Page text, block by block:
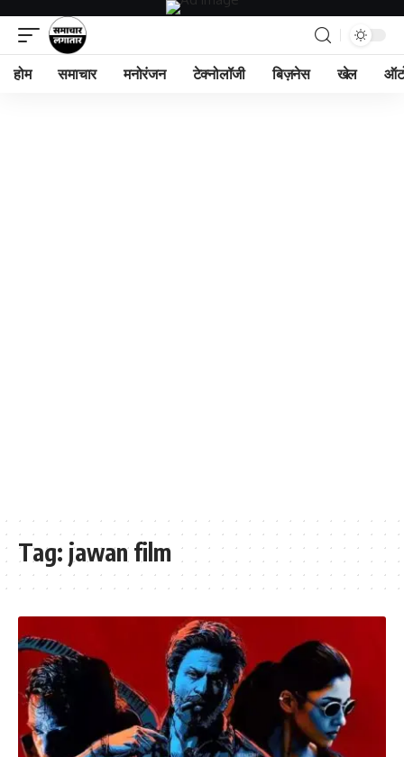
होम समाचार मनोरंजन टेक्नोलॉजी बिज़नेस खेल
Tag: jawan film